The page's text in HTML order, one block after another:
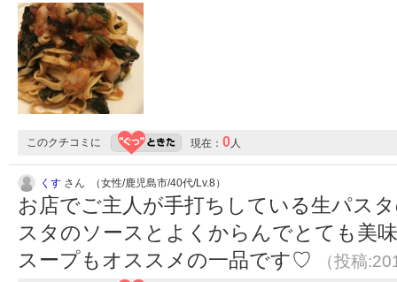
このクチコミに 現在： 0人
くす さん （女性/鹿児島市/40代/Lv.8）
お店でご主人が手打ちしている生パス
スタのソースとよくからんでとても美
スープもオススメの一品です♡
（投稿